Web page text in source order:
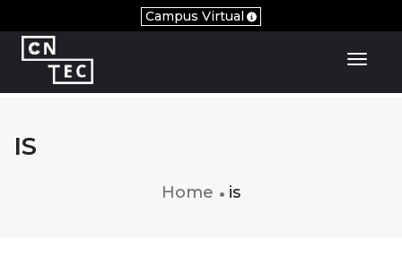
Campus Virtual
IS
Home is